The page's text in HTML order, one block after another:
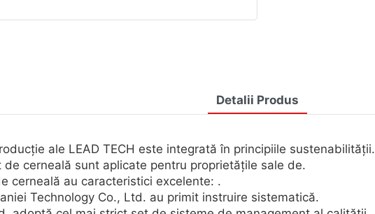
Detalii Produs
ale LEAD TECH este integrată în principiile sustenabilității.
cerneală sunt aplicate pentru proprietățile sale de.
cerneală au caracteristici excelente: .
Technology Co., Ltd. au primit instruire sistematică.